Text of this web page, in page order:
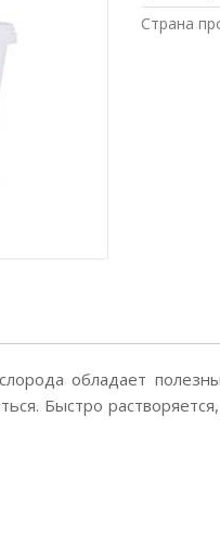
Страна
обладает
Быстро